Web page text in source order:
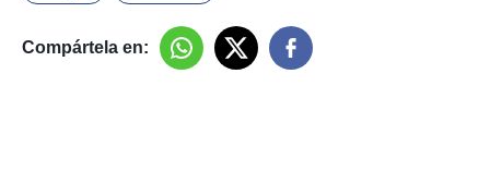
Compártela en: